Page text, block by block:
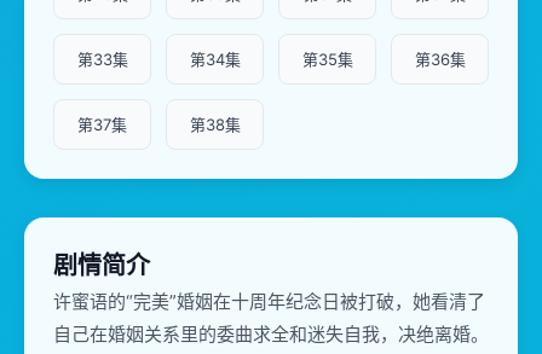
第33集 第34集 第35集 第36集
第37集 第38集
剧情简介
许蜜语的“完美”婚姻在十周年纪念日被打破，她看清了
自己在婚姻关系里的委曲求全和迷失自我，决绝离婚。